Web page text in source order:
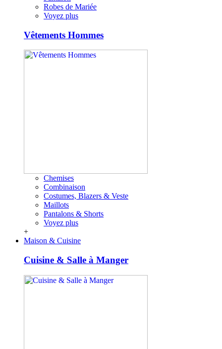
Robes de Mariée
Voyez plus
Vêtements Hommes
Chemises
Combinaison
Costumes, Blazers & Veste
Maillots
Pantalons & Shorts
Voyez plus
+
Maison & Cuisine
Cuisine & Salle à Manger